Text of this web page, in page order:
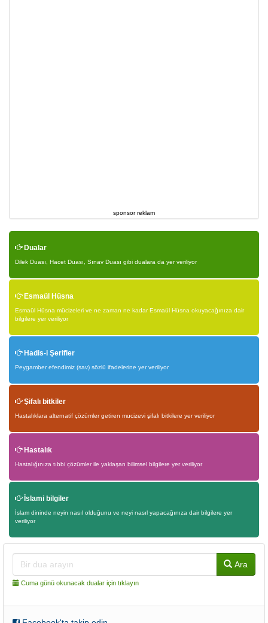
sponsor reklam
Dualar
Dilek Duası, Hacet Duası, Sınav Duası gibi dualara da yer veriliyor
Esmaül Hüsna
Esmaül Hüsna mücizeleri ve ne zaman ne kadar Esmaül Hüsna okuyacağınıza dair
bilgilere yer veriliyor
Hadis-i Şerifler
Peygamber efendimiz (sav) sözlü ifadelerine yer veriliyor
Şifalı bitkiler
Hastalıklara alternatif çözümler getiren mucizevi şifalı bitkilere yer veriliyor
Hastalık
Hastalığınıza tıbbi çözümler ile yaklaşan bilimsel bilgilere yer veriliyor
İslami bilgiler
İslam dininde neyin nasıl olduğunu ve neyi nasıl yapacağınıza dair bilgilere yer
veriliyor
Ara
Cuma günü okunacak dualar için tıklayın